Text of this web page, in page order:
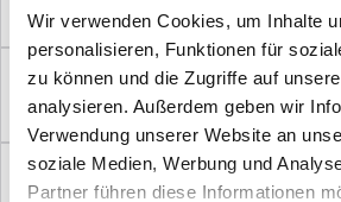
Wir verwenden Cookies, um Inhalte
personalisieren, Funktionen für
zu können und die Zugriffe auf
analysieren. Außerdem geben wir
Verwendung unserer Website an
soziale Medien, Werbung und
Partner führen diese Informationen
DENKZETTEL SINGLESTIFTHALTER
DENKZETTEL TASCHENLEERER
€ 10,18